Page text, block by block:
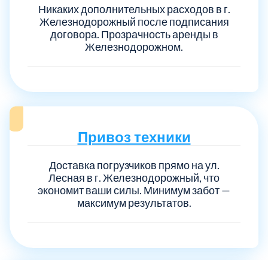
Никаких дополнительных расходов в г.
Железнодорожный после подписания
договора. Прозрачность аренды в
Железнодорожном.
Привоз техники
Доставка погрузчиков прямо на ул.
Лесная в г. Железнодорожный, что
экономит ваши силы. Минимум забот —
максимум результатов.